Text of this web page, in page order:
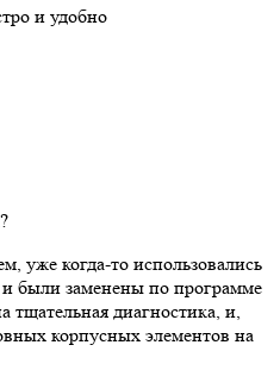
и удобно
уже когда-то использовались
были заменены по программе
тщательная диагностика, и,
корпусных элементов на